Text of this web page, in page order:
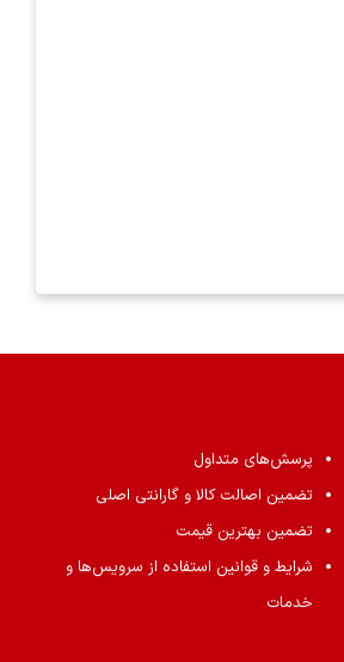
پرسش‌های متداول
تضمین اصالت کالا و گارانتی اصلی
تضمین بهترین قیمت
شرایط و قوانین استفاده از سرویس‌ها و
خدمات